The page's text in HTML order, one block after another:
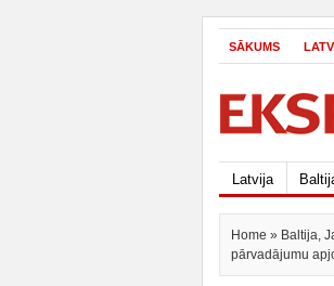
SĀKUMS
Latvija
Home » Baltija,
pārvadājumu